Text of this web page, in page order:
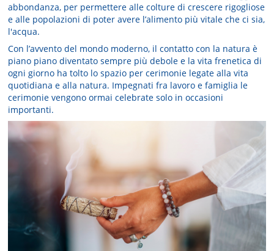
abbondanza, per permettere alle colture di crescere rigogliose
e alle popolazioni di poter avere l’alimento più vitale che ci sia,
l'acqua.
Con l’avvento del mondo moderno, il contatto con la natura è
piano piano diventato sempre più debole e la vita frenetica di
ogni giorno ha tolto lo spazio per cerimonie legate alla vita
quotidiana e alla natura. Impegnati fra lavoro e famiglia le
cerimonie vengono ormai celebrate solo in occasioni
importanti.